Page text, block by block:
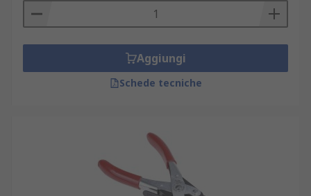
Aggiungi
Schede tecniche